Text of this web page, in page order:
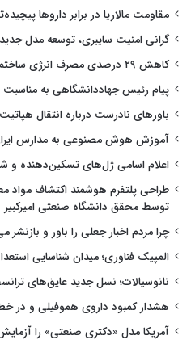
مقاومت مالاریا در برابر داروها
گرانی امنیت سایبری، توسعه مدل
کاهش ۲۹ درصدی مصرف انرژی ساختمان‌ها با یک طراحی هوشمند
پیام رئیس جهاددانشگاهی به مناسبت
باورهای نادرست درباره انتقال هپاتیت
آموزش هوش مصنوعی به مدارس
اعلام اسامی ژل‌های تسکین‌دهنده
طراحی پلتفرم هوشمند اکتشاف
توسط محقق دانشگاه صنعتی امیرکبیر
چرا مردم اخبار جعلی را باور و بازنشر
المپیک فناوری؛ میدان شناسایی
نانوسیالات؛ نسل جدید عایق‌های
هشدار کمبود داروی هموفیلی و در
آمریکا مدل «دکتری صنعتی» را